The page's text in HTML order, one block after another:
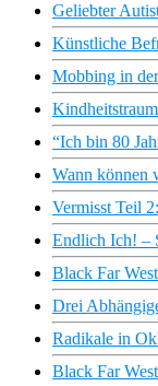
Geliebter
Künstliche
Mobbing in
“Ich bin 80
Wann können
Vermisst Teil
Endlich Ich! –
Black Far
Drei
Radikale in
Black Far